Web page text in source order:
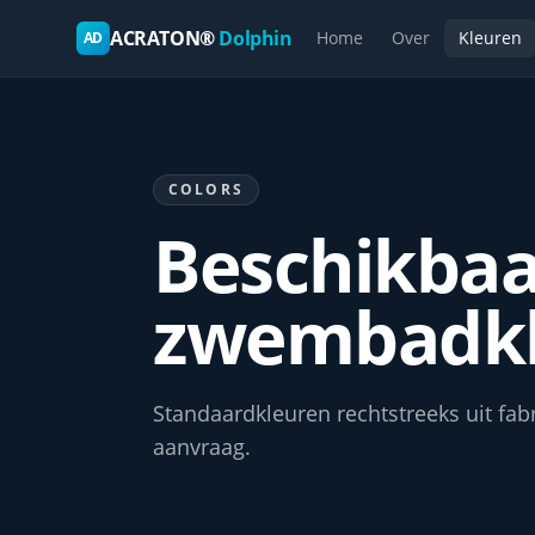
AD ACRATON®Dolphin Home Over Kleuren
COLORS
Standaard­kleuren rechtstreeks uit
aanvraag.